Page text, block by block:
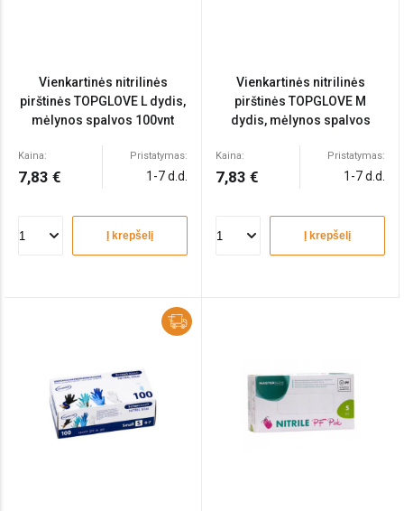
Vienkartinės nitrilinės
pirštinės TOPGLOVE L dydis,
mėlynos spalvos 100vnt
Kaina:
7,83 €
Pristatymas:
1-7 d.d.
Į krepšelį
Vienkartinės nitrilinės
pirštinės TOPGLOVE M
dydis, mėlynos spalvos
Kaina:
7,83 €
Pristatymas:
1-7 d.d.
Į krepšelį